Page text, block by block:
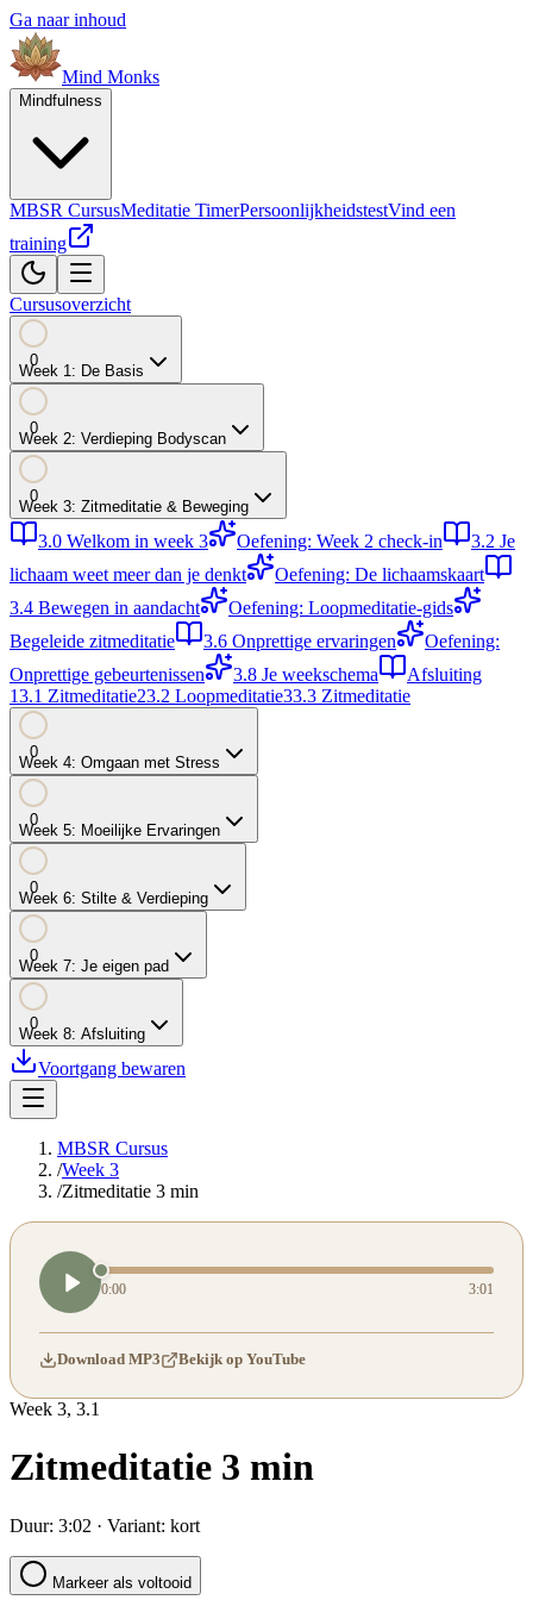
Ga naar inhoud
Mind Monks
Mindfulness
MBSR CursusMeditatie TimerPersoonlijkheidstestVind een
training
Cursusoverzicht
0
Week 1: De Basis
0
Week 2: Verdieping Bodyscan
0
Week 3: Zitmeditatie & Beweging
3.0 Welkom in week 3 Oefening: Week 2 check-in 3.2 Je
lichaam weet meer dan je denkt
Oefening: De lichaamskaart
3.4 Bewegen in aandacht
Oefening: Loopmeditatie-gids
Begeleide zitmeditatie
3.6 Onprettige ervaringen
Oefening:
Onprettige gebeurtenissen
3.8 Je weekschema
Afsluiting
13.1 Zitmeditatie23.2 Loopmeditatie33.3 Zitmeditatie
0
Week 4: Omgaan met Stress
0
Week 5: Moeilijke Ervaringen
0
Week 6: Stilte & Verdieping
0
Week 7: Je eigen pad
0
Week 8: Afsluiting
Voortgang bewaren
MBSR Cursus
/Week 3
/Zitmeditatie 3 min
0:00 3:01
Download MP3 Bekijk op YouTube
Week 3, 3.1
Zitmeditatie 3 min
Duur: 3:02 · Variant: kort
Markeer als voltooid